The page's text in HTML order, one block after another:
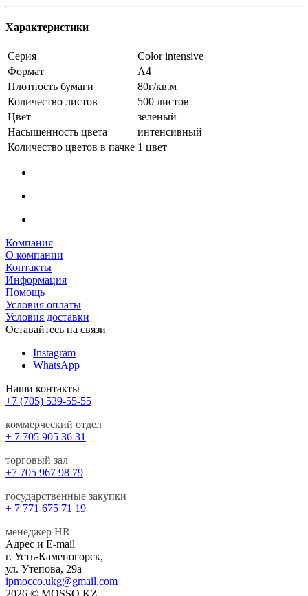
Характеристики
Серия
Color intensive
Формат
А4
Плотность бумаги
80г/кв.м
Количество листов
500 листов
Цвет
зеленый
Насыщенность цвета
интенсивный
Количество цветов в пачке 1 цвет
Компания
О компании
Контакты
Информация
Помощь
Условия оплаты
Условия доставки
Оставайтесь на связи
Instagram
WhatsApp
Наши контакты
+7 (705) 539-55-55
коммерческий отдел
+ 7 705 905 36 31
торговый зал
+7 705 967 98 79
государственные закупки
+ 7 771 675 71 19
менеджер HR
Адрес и E-mail
г. Усть-Каменогорск,
ул. Утепова, 29а
ipmocco.ukg@gmail.com